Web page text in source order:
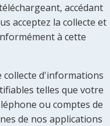
accédant
acceptez la collecte et
à cette
collecte d'informations
telles que votre
ou comptes de
de nos applications